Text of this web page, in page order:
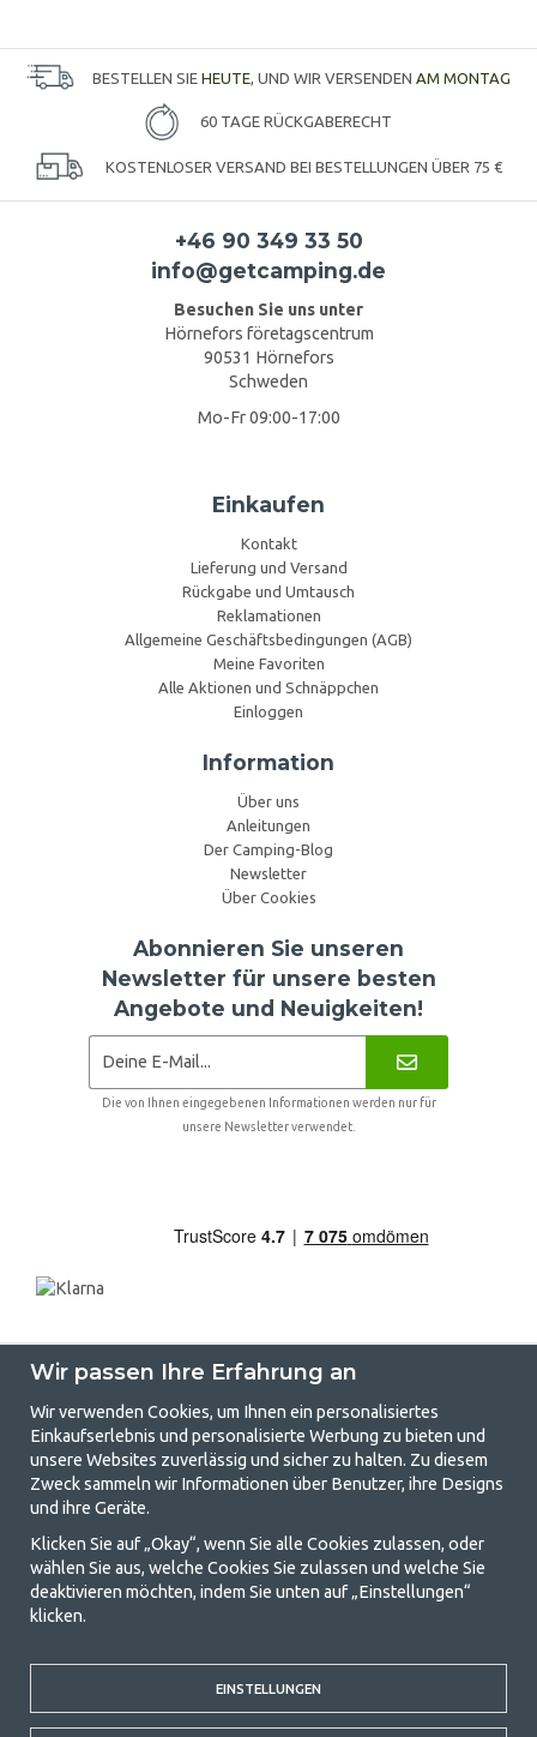
BESTELLEN SIE HEUTE , UND WIR VERSENDEN AM MONTAG
60 TAGE RÜCKGABERECHT
KOSTENLOSER VERSAND BEI BESTELLUNGEN ÜBER 75 €
+46 90 349 33 50
info@getcamping.de
Besuchen Sie uns unter
Hörnefors företagscentrum
90531 Hörnefors
Schweden
Mo-Fr 09:00-17:00
Einkaufen
Kontakt
Lieferung und Versand
Rückgabe und Umtausch
Reklamationen
Allgemeine Geschäftsbedingungen (AGB)
Meine Favoriten
Alle Aktionen und Schnäppchen
Einloggen
Information
Über uns
Anleitungen
Der Camping-Blog
Newsletter
Über Cookies
Abonnieren Sie unseren
Newsletter für unsere besten
Angebote und Neuigkeiten!
Die von Ihnen eingegebenen Informationen werden nur für
unsere Newsletter verwendet.
GetCamping.de - Ihr Geschäft für
Camping und Outdoor-Leben
Camping kann entweder ein Lebensstil sein oder eine Möglichkeit, die
Familie für ein gemeinsames Abenteuer zusammenzubringen. Egal, zu
welcher Kategorie Sie gehören, bei uns finden Sie alles, was Sie an
Campingzubehör benötigen. Wir finden, dass Camping für alle
Familienzelte, Wohnwagenvorzelte und alle anderen Ausrüstungen für
Camping und Outdoor-Aktivitäten. Unser Ziel ist es, in jeder Preisklasse
die beste Campingausrüstung in Bezug auf Qualität und Funktionalität
anzubieten. Kontaktieren Sie uns gerne, wenn Ihnen etwas fehlt oder
Wir passen Ihre Erfahrung an
Wir verwenden Cookies, um Ihnen ein personalisiertes
Einkaufserlebnis und personalisierte Werbung zu bieten und
unsere Websites zuverlässig und sicher zu halten. Zu diesem
Zweck sammeln wir Informationen über Benutzer, ihre Designs
und ihre Geräte.
Klicken Sie auf „Okay“, wenn Sie alle Cookies zulassen, oder
wählen Sie aus, welche Cookies Sie zulassen und welche Sie
deaktivieren möchten, indem Sie unten auf „Einstellungen“
klicken.
EINSTELLUNGEN